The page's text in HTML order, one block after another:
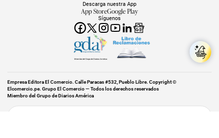
Síguenos
Descarga nuestra App
App StoreGoogle Play
Miembro del Grupo de Diarios América
Empresa Editora El Comercio. Calle Paracas #532, Pueblo Libre. Copyright ©
Elcomercio.pe. Grupo El Comercio — Todos los derechos reservados
Miembro del Grupo de Diarios América